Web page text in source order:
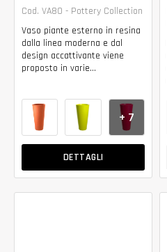
Cod. VA80 - Pottery Collection
Vaso piante esterno in resina
dalla linea moderna e dal
design accattivante viene
proposto in varie...
DETTAGLI
+ 7